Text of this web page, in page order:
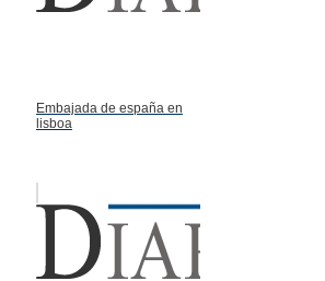
Embajada de españa en
lisboa